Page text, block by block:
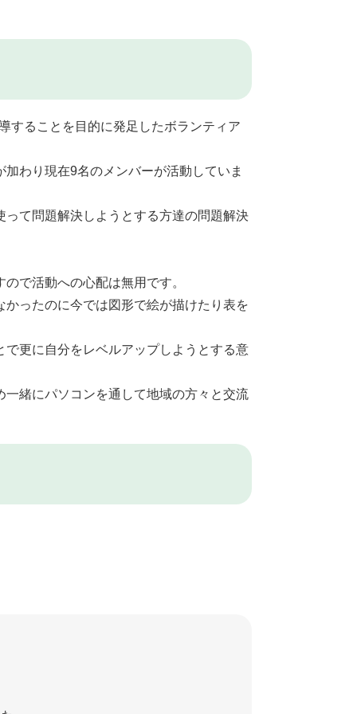
することを目的に発足したボランティア
わり現在9名のメンバーが活動していま
て問題解決しようとする方達の問題解決
で活動への心配は無用です。
ったのに今では図形で絵が描けたり表を
更に自分をレベルアップしようとする意
緒にパソコンを通して地域の方々と交流